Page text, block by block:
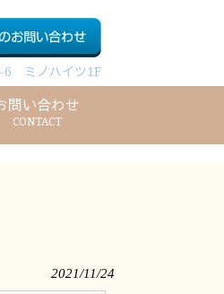
6 ミノハイツ1F
問い合わせ
CONTACT
2021/11/24